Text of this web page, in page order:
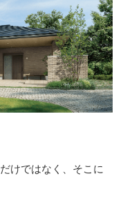
けではなく、そこに